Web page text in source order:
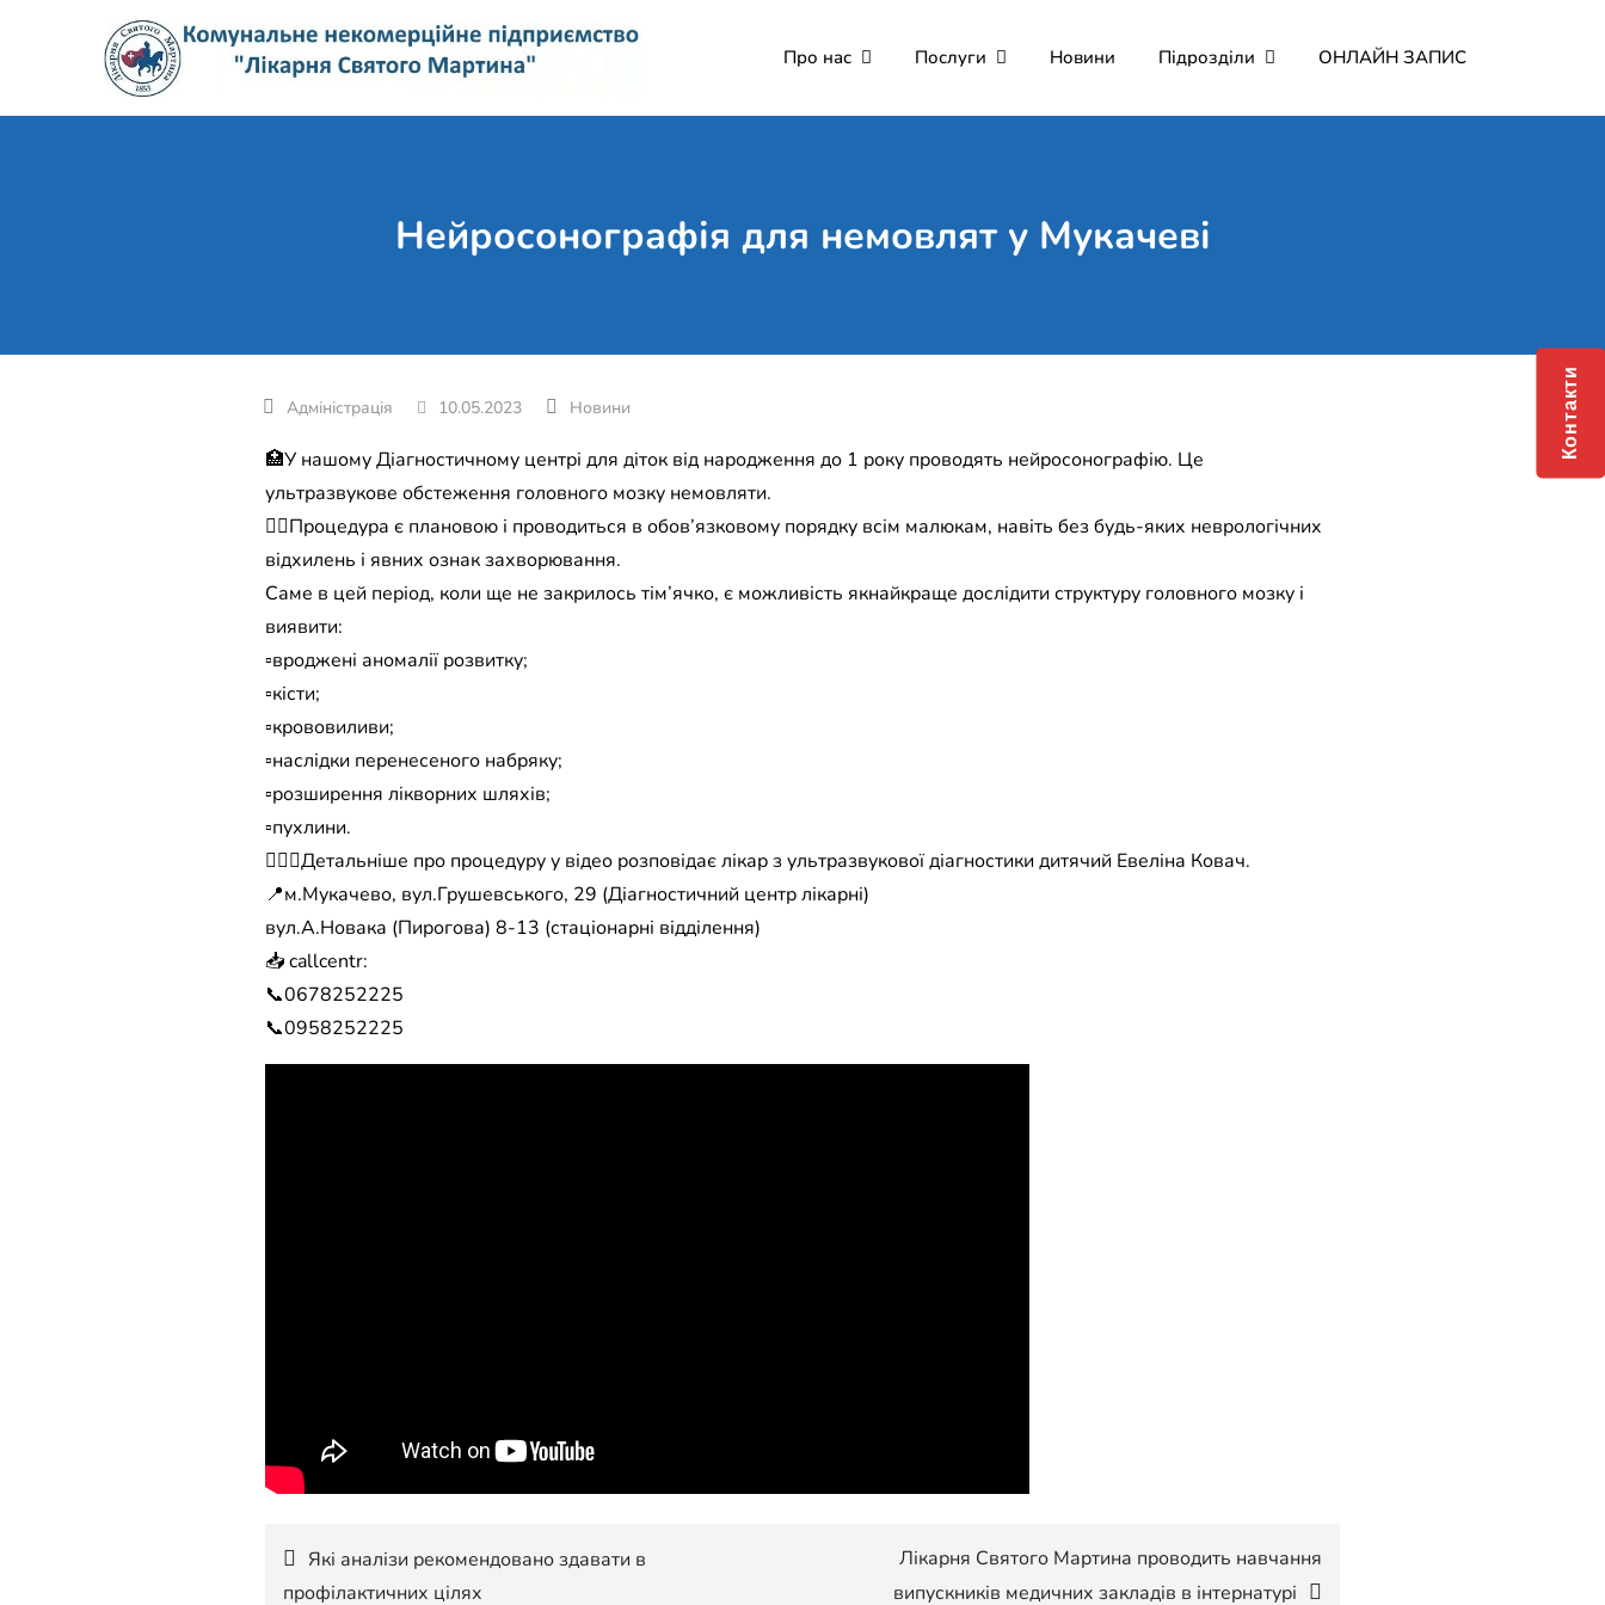
Комунальне некомерційне підприємство "Лікарня
Святого Мартина"
Поліклініка Мукачево
Про нас Послуги Новини Підрозділи ОНЛАЙН ЗАПИС
Нейросонографія для немовлят у Мукачеві
10.05.2023 Новини
🏥У нашому Діагностичному центрі для діток від народження до 1 року проводять нейросонографію. Це
ультразвукове обстеження головного мозку немовляти.
☝🏼Процедура є плановою і проводиться в обов’язковому порядку всім малюкам, навіть без будь-яких неврологічних
відхилень і явних ознак захворювання.
Саме в цей період, коли ще не закрилось тім’ячко, є можливість якнайкраще дослідити структуру головного мозку і
виявити:
▫️вроджені аномалії розвитку;
▫️кісти;
▫️крововиливи;
▫️наслідки перенесеного набряку;
▫️розширення лікворних шляхів;
▫️пухлини.
👩🏻‍⚕️Детальніше про процедуру у відео розповідає лікар з ультразвукової діагностики дитячий Евеліна Ковач.
📍м.Мукачево, вул.Грушевського, 29 (Діагностичний центр лікарні)
вул.А.Новака (Пирогова) 8-13 (стаціонарні відділення)
📥 callcentr:
📞0678252225
📞0958252225
Навігація
Які аналізи рекомендовано здавати в
профілактичних цілях
Лікарня Святого Мартина проводить навчання
випускників медичних закладів в інтернатурі
Контакти